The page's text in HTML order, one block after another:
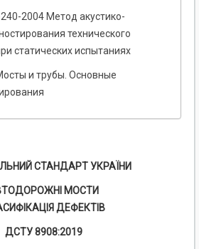
2004 Метод акустико-
технического
статических испытаниях
и трубы. Основные
СТАНДАРТ УКРАЇНИ
МОСТИ
ДЕФЕКТІВ
ДСТУ 8908:2019